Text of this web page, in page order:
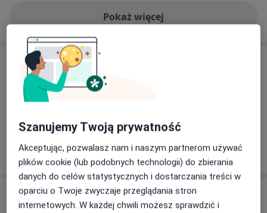
Pokaż więcejo doświadczeniu
Usługi i ceny
Konsultacja stomatologiczna
Od 250 zł
W jaki sposób ustalane są ceny?
Adres
Szanujemy Twoją prywatność
Akceptując, pozwalasz nam i naszym partnerom używać
plików cookie (lub podobnych technologii) do zbierania
danych do celów statystycznych i dostarczania treści w
oparciu o Twoje zwyczaje przeglądania stron
internetowych. W każdej chwili możesz sprawdzić i